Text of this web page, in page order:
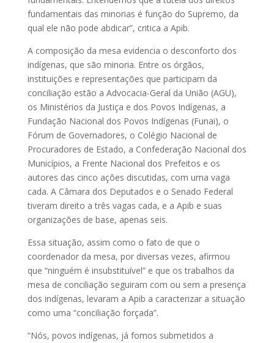
fundamentais das minorias é função do Supremo, da
qual ele não pode abdicar”, critica a Apib.
A composição da mesa evidencia o desconforto dos
indígenas, que são minoria. Entre os órgãos,
instituições e representações que participam da
conciliação estão a Advocacia-Geral da União (AGU),
os Ministérios da Justiça e dos Povos Indígenas, a
Fundação Nacional dos Povos Indígenas (Funai), o
Fórum de Governadores, o Colégio Nacional de
Procuradores de Estado, a Confederação Nacional dos
Municípios, a Frente Nacional dos Prefeitos e os
autores das cinco ações discutidas, com uma vaga
cada. A Câmara dos Deputados e o Senado Federal
tiveram direito a três vagas cada, e a Apib e suas
organizações de base, apenas seis.
Essa situação, assim como o fato de que o
coordenador da mesa, por diversas vezes, afirmou
que “ninguém é insubstituível” e que os trabalhos da
mesa de conciliação seguiram com ou sem a presença
dos indígenas, levaram a Apib a caracterizar a situação
como uma “conciliação forçada”.
“Nós, povos indígenas, já fomos submetidos a